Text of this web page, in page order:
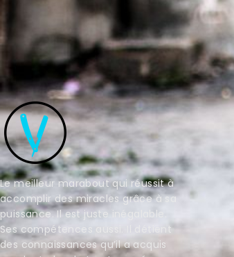
Le meilleur marabout qui réussit à
accomplir des miracles grâce à sa
puissance. Il est juste inégalable.
Ses compétences aussi. Il détient
des connaissances qu’il a acquis